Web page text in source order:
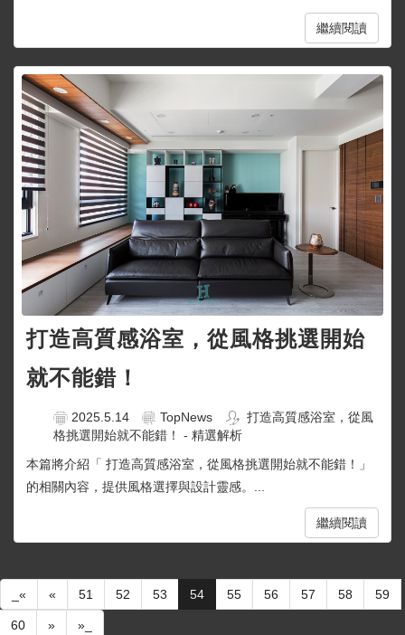
繼續閱讀
打造高質感浴室，從風格挑選開始
就不能錯！
2025.5.14 TopNews
打造高質感浴室，從風
格挑選開始就不能錯！ - 精選解析
本篇將介紹「 打造高質感浴室，從風格挑選開始就不能錯！」
的相關內容，提供風格選擇與設計靈感。...
繼續閱讀
_« « 51 52 53 54 55 56 57 58 59
60 » »_